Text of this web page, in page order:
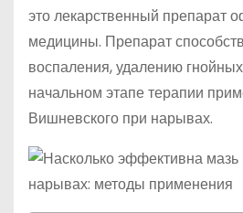
это лекарственный препарат
медицины. Препарат
воспаления, удалению
начальном этапе терапии
Вишневского при нарывах.